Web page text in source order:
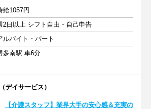
給1057円
2日以上 シフト自由・自己申告
ルバイト・パート
多南駅 車6分
デイサービス）
【介護スタッフ】業界大手の安心感＆充実の